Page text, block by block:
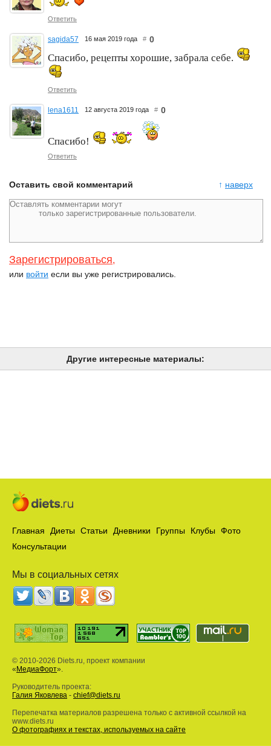
Ответить
sagida57 16 мая 2019 года # 0
Спасибо, рецепты хорошие, забрала себе.
Ответить
lena1611 12 августа 2019 года # 0
Спасибо!
Ответить
↑ наверх
Оставить свой комментарий
Зарегистрироваться,
или войти если вы уже регистрировались.
Другие интересные материалы:
Главная Диеты Статьи Дневники Группы Клубы
Фото
Консультации
Мы в социальных сетях
© 2010-2026 Diets.ru, проект компании
« МедиаФорт».
Руководитель проекта:
Галия Яковлева - chief@diets.ru
Перепечатка материалов разрешена только с активной ссылкой на
www.diets.ru
О фотографиях и текстах, используемых на сайте